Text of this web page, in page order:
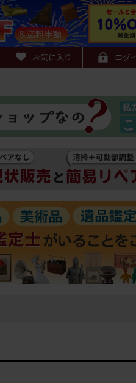
お気に入り ログ